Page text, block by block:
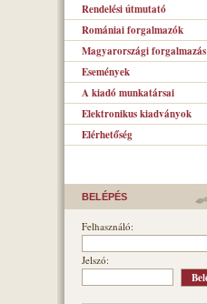
Rendelési útmutató
Romániai forgalmazók
Magyarországi forgalmazás
Események
A kiadó munkatársai
Elektronikus kiadványok
Elérhetőség
BELÉPÉS
Felhasználó:
Jelszó: